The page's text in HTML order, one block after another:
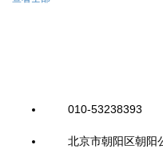
010-53238393
北京市朝阳区朝阳